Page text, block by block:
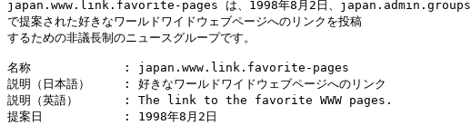
japan.www.link.favorite-pages は、1998年8月2日、japan.admin.groups
で提案された好きなワールドワイドウェブページへのリンクを投稿
するための非議長制のニュースグループです。
名称		: japan.www.link.favorite-pages
説明（日本語）	: 好きなワールドワイドウェブページへのリンク
説明（英語）	: The link to the favorite WWW pages.
提案日		: 1998年8月2日